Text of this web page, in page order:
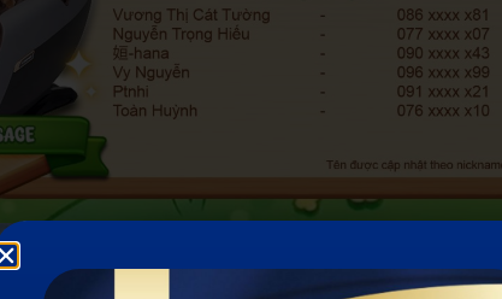
nhất đã nhanh chóng rinh về cho mình những
đã kết thúc mà ngược lại, còn rất nhiều phần